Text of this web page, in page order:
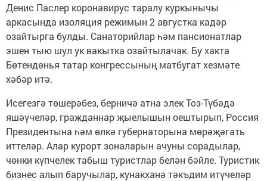
Денис Паслер коронавирус таралу куркынычы
аркасында изоляция режимын 2 августка кадәр
озайтырга булды. Санаторийлар һәм пансионатлар
эшен тыю шул ук вакытка озайтылачак. Бу хакта
Бөтендөнья татар конгрессының матбугат хезмәте
хәбәр итә.
Исегезгә төшерәбез, берничә атна элек Тоз-Түбәдә
яшәүчеләр, гражданнар җыелышын оештырып, Россия
Президентына һәм өлкә губернаторына мөрәҗәгать
иттеләр. Алар курорт зоналарын ачуны сорадылар,
чөнки күпчелек табыш туристлар белән бәйле. Туристик
бизнес алып баручылар, кунакханә тәкъдим итүчеләр